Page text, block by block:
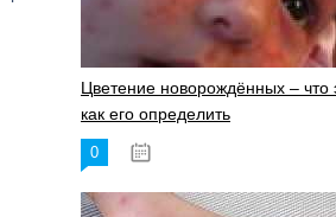
Цветение новорождённых – что
как его определить
0